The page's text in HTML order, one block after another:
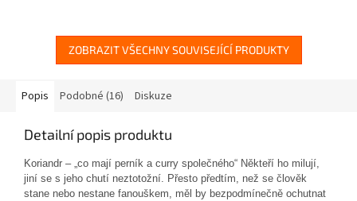
ZOBRAZIT VŠECHNY SOUVISEJÍCÍ PRODUKTY
Popis Podobné (16) Diskuze
Detailní popis produktu
Koriandr – „co mají perník a curry společného“ Někteří ho milují,
jiní se s jeho chutí neztotožní. Přesto předtím, než se člověk
stane nebo nestane fanouškem, měl by bezpodmínečně ochutnat